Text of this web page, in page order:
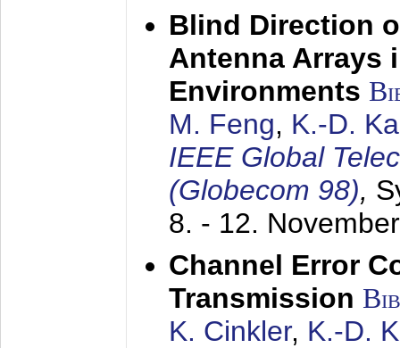
Blind Direction
Antenna Arrays
Environments
M. Feng, K.-D.
IEEE Global
(Globecom 98),
8. - 12.
Channel Error
Transmission
K. Cinkler, K.-D.